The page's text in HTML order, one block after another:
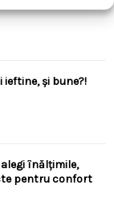
și bune?!
înălțimile,
pentru confort